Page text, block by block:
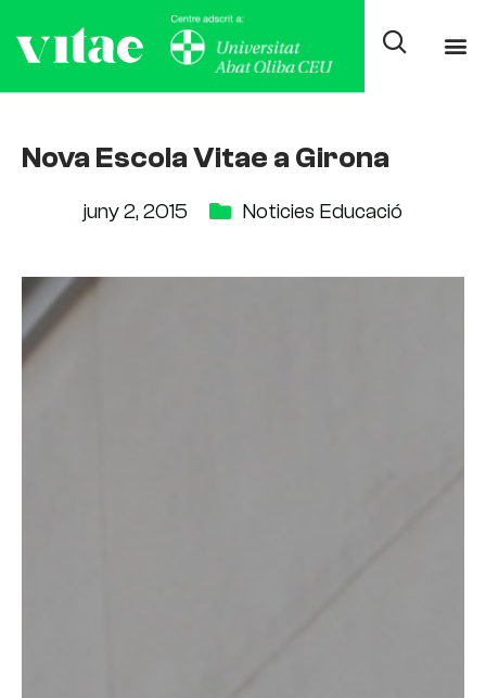
Nova Escola Vitae a Girona
juny 2, 2015 Noticies Educació